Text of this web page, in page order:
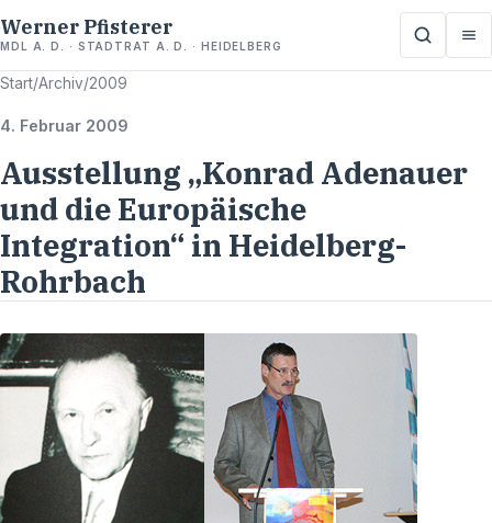
Werner Pfisterer
MDL A. D. · STADTRAT A. D. · HEIDELBERG
Start/Archiv/2009
4. Februar 2009
Ausstellung „Konrad Adenauer
und die Europäische
Integration“ in Heidelberg-
Rohrbach